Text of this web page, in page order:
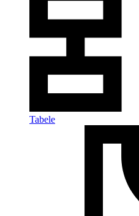
Tabele